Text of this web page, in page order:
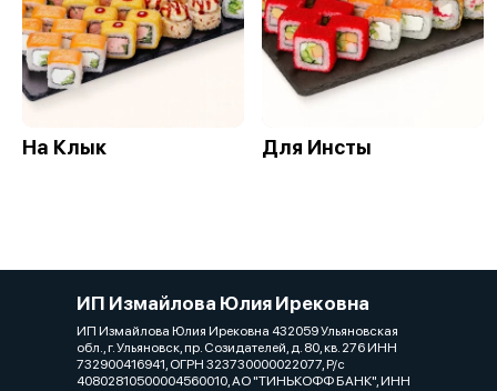
На Клык Для Инсты
ИП Измайлова Юлия Ирековна
ИП Измайлова Юлия Ирековна 432059 Ульяновская
обл., г. Ульяновск, пр. Созидателей, д. 80, кв. 276 ИНН
732900416941, ОГРН 323730000022077, Р/с
40802810500004560010, АО "ТИНЬКОФФ БАНК", ИНН